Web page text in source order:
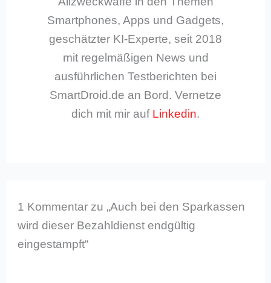
Smartphones, Apps und Gadgets,
geschätzter KI-Experte, seit 2018
mit regelmäßigen News und
ausführlichen Testberichten bei
SmartDroid.de an Bord. Vernetze
dich mit mir auf Linkedin.
1 Kommentar zu „Auch bei den Sparkassen
wird dieser Bezahldienst endgültig
eingestampft“